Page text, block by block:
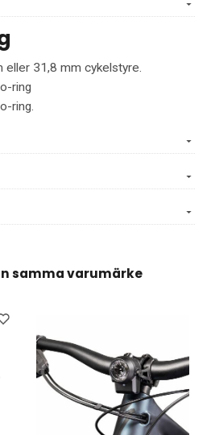
eller 31,8 mm cykelstyre.
ring
ring.
samma varumärke